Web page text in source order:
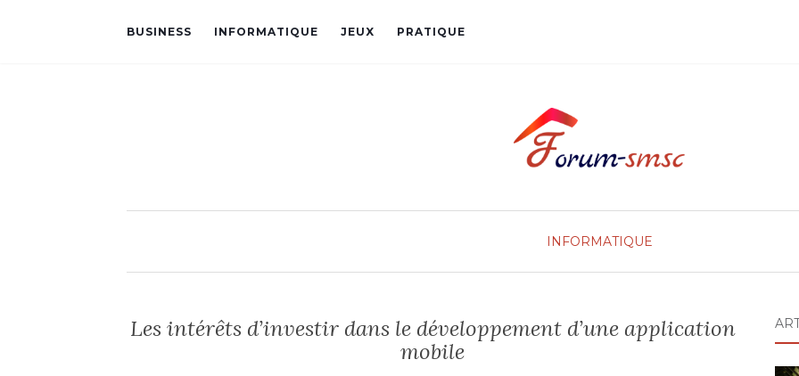
BUSINESS INFORMATIQUE JEUX PRATIQUE
INFORMATIQUE
Les intérêts d’investir dans le développement d’une application
mobile